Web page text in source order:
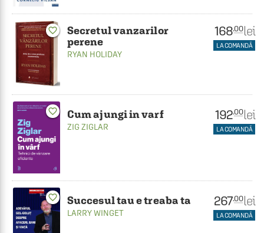
favorite_border
Secretul vanzarilor
perene
RYAN HOLIDAY
168.00 lei
LA COMANDĂ
favorite_border Cum ajungi in varf
ZIG ZIGLAR
192.00 lei
LA COMANDĂ
favorite_border Succesul tau e treaba ta
LARRY WINGET
267.00 lei
LA COMANDĂ